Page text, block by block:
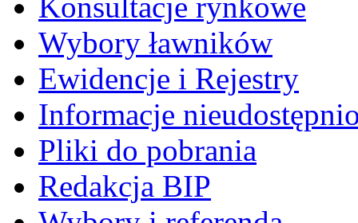
Konsultacje rynkowe
Wybory ławników
Ewidencje i Rejestry
Informacje
Pliki do pobrania
Redakcja BIP